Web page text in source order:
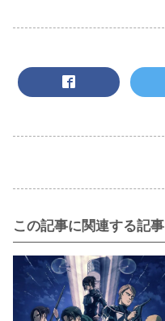
この記事に関連する記事